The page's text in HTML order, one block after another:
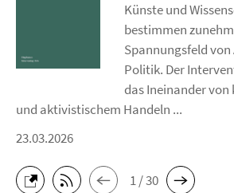
Künste und
bestimmen
Spannungsfeld
Politik. Der
das Ineinander
und aktivistischem Handeln ...
23.03.2026
1 / 30